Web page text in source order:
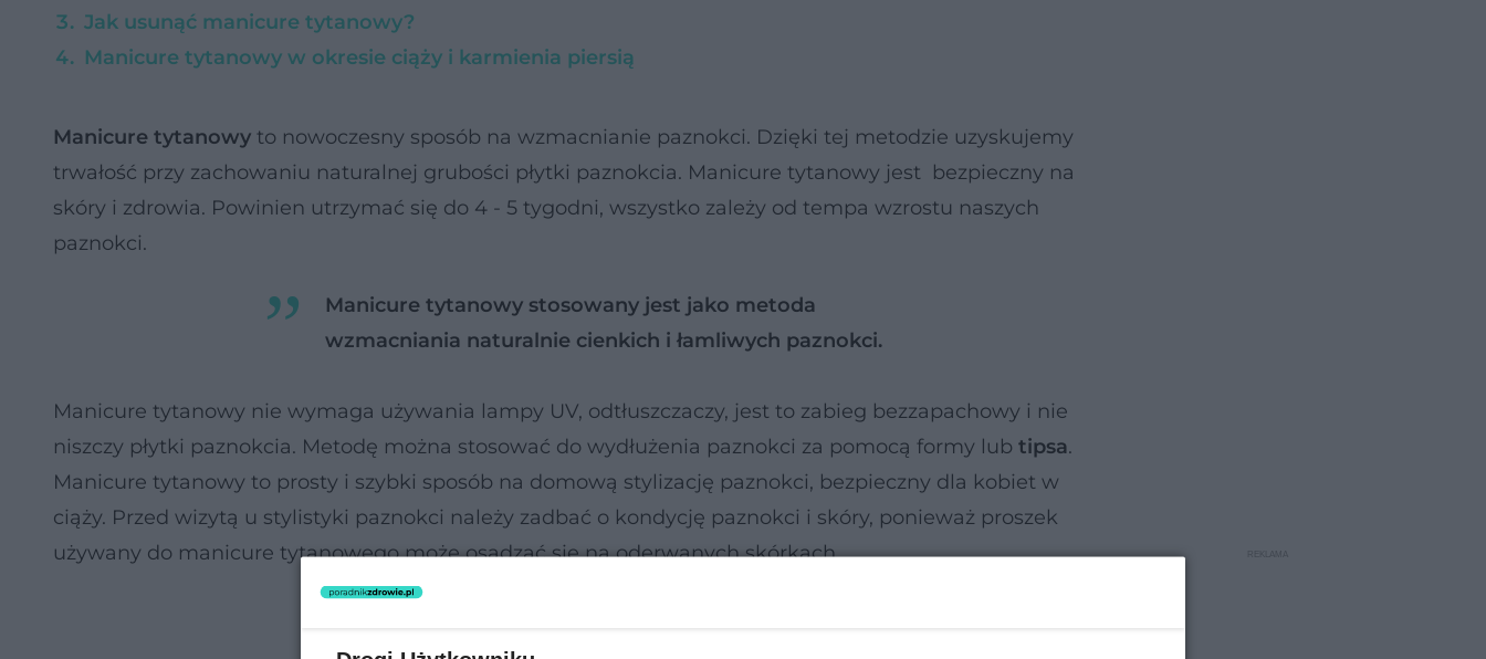
Jak usunąć manicure tytanowy?
Manicure tytanowy w okresie ciąży i karmienia piersią
Manicure tytanowy to nowoczesny sposób na wzmacnianie paznokci. Dzięki tej metodzie uzyskujemy
trwałość przy zachowaniu naturalnej grubości płytki paznokcia. Manicure tytanowy jest bezpieczny na
skóry i zdrowia. Powinien utrzymać się do 4 - 5 tygodni, wszystko zależy od tempa wzrostu naszych
paznokci.
Manicure tytanowy stosowany jest jako metoda
wzmacniania naturalnie cienkich i łamliwych paznokci.
Manicure tytanowy nie wymaga używania lampy UV, odtłuszczaczy, jest to zabieg bezzapachowy i nie
niszczy płytki paznokcia. Metodę można stosować do wydłużenia paznokci za pomocą formy lub tipsa.
Manicure tytanowy to prosty i szybki sposób na domową stylizację paznokci, bezpieczny dla kobiet w
ciąży. Przed wizytą u stylistyki paznokci należy zadbać o kondycję paznokci i skóry, ponieważ proszek
używany do manicure tytanowego może osadzać się na oderwanych skórkach.